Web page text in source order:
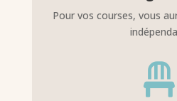
Pour vos courses, vous
